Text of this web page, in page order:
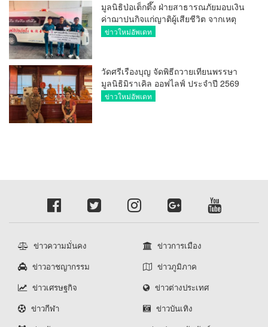
มูลนิธิป่อเต็กตึ๊ง ฝ่ายสาธารณภัยมอบเงิน
ค่าฌาปนกิจแก่ญาติผู้เสียชีวิต จากเหตุ
เพลิงไหม้ โรงเบียร์ ณ ลาดพร้าว จำนวน
ข่าวใหม่อัพเดท
วัดศรีเรืองบุญ จัดพิธีถวายเทียนพรรษา
มูลนิธิมิราเคิล ออฟไลฟ์ ประจำปี 2569
พล.ต.ต.ศิริวัฒน์ ดีพอ ให้เกียรติเป็น
ข่าวใหม่อัพเดท
ข่าวความมั่นคง
ข่าวการเมือง
ข่าวอาชญากรรม
ข่าวภูมิภาค
ข่าวเศรษฐกิจ
ข่าวต่างประเทศ
ข่าวกีฬา
ข่าวบันเทิง